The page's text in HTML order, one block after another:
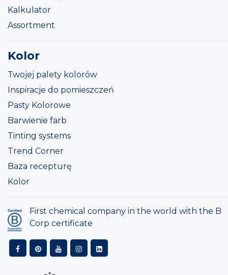
Kalkulator
Assortment
Kolor
Twojej palety kolorów
Inspiracje do pomieszczeń
Pasty Kolorowe
Barwienie farb
Tinting systems
Trend Corner
Baza recepturę
Kolor
First chemical company in the world with the B
Corp certificate